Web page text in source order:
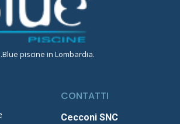
piscine in Lombardia.
CONTATTI
Cecconi SNC